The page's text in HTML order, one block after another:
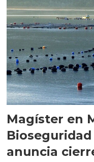
Magíster en
anuncia